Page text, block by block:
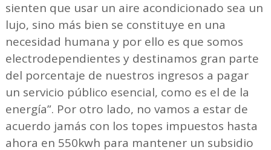
sienten que usar un aire acondicionado sea un
lujo, sino más bien se constituye en una
necesidad humana y por ello es que somos
electrodependientes y destinamos gran parte
del porcentaje de nuestros ingresos a pagar
un servicio público esencial, como es el de la
energía”. Por otro lado, no vamos a estar de
acuerdo jamás con los topes impuestos hasta
ahora en 550kwh para mantener un subsidio